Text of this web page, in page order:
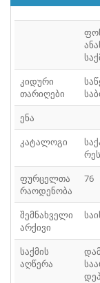
ᲤᲐᲘᲚᲘ
ᲤᲐᲘᲚᲘ 38
ᲤᲐᲘᲚᲘ
ᲤᲐᲘᲚᲘ
ᲤᲐᲘᲚᲘ
44
45
კიდური
თარიღები
ენა
კატალოგი
ფურცელთა
რაოდენობა
76
შემნახველი
არქივი
საქმის
აღწერა